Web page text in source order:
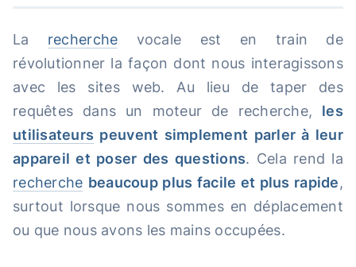
La recherche vocale est en train de
révolutionner la façon dont nous interagissons
avec les sites web. Au lieu de taper des
requêtes dans un moteur de recherche, les
utilisateurs peuvent simplement parler à leur
appareil et poser des questions. Cela rend la
recherche beaucoup plus facile et plus rapide,
surtout lorsque nous sommes en déplacement
ou que nous avons les mains occupées.